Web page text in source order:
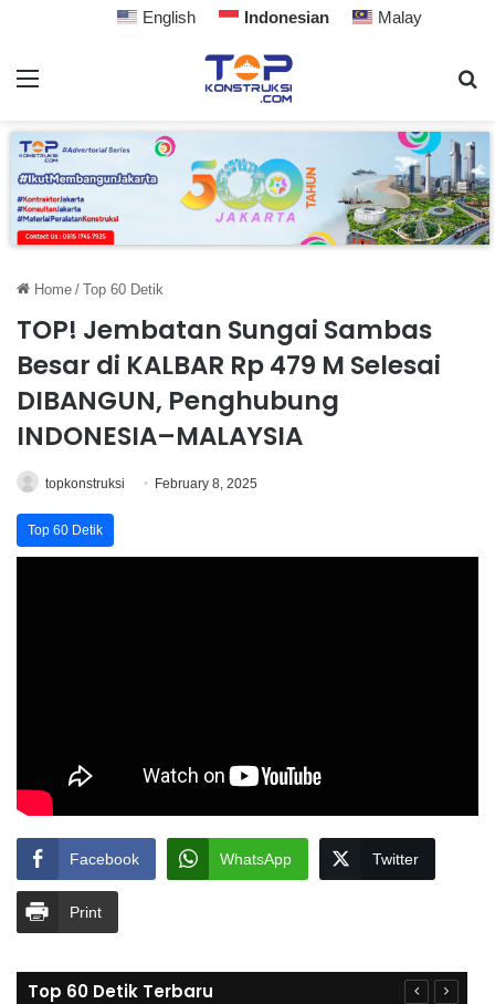
English Indonesian Malay
Home / Top 60 Detik
TOP! Jembatan Sungai Sambas
Besar di KALBAR Rp 479 M Selesai
DIBANGUN, Penghubung
INDONESIA–MALAYSIA
topkonstruksi February 8, 2025
Top 60 Detik
Facebook WhatsApp Twitter
Print
Top 60 Detik Terbaru